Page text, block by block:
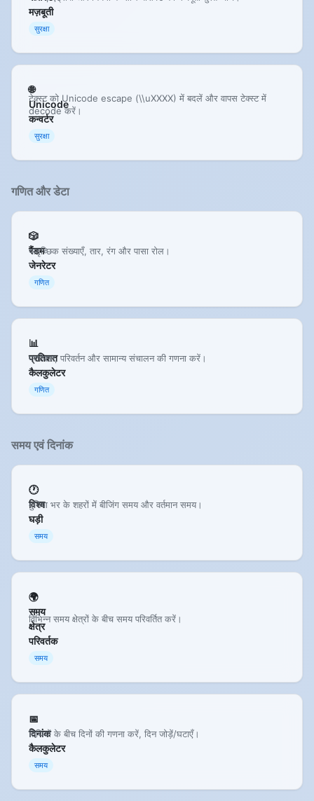
मज़बूती
सुरक्षा
🌐
Unicode
कन्वर्टर
टेक्स्ट को Unicode escape (\\uXXXX) में बदलें और वापस टेक्स्ट में
decode करें।
सुरक्षा
गणित और डेटा
🎲
रैंडम
जेनरेटर
यादृच्छिक संख्याएँ, तार, रंग और पासा रोल।
गणित
📊
प्रतिशत
कैलकुलेटर
प्रतिशत, परिवर्तन और सामान्य संचालन की गणना करें।
गणित
समय एवं दिनांक
🕐
विश्व
घड़ी
दुनिया भर के शहरों में बीजिंग समय और वर्तमान समय।
समय
🌍
समय
क्षेत्र
परिवर्तक
विभिन्न समय क्षेत्रों के बीच समय परिवर्तित करें।
समय
📅
दिनांक
कैलकुलेटर
तिथियों के बीच दिनों की गणना करें, दिन जोड़ें/घटाएँ।
समय